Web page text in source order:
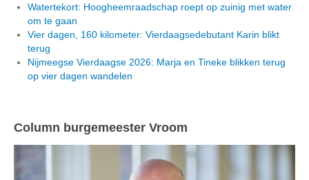
Watertekort: Hoogheemraadschap roept op zuinig met water
om te gaan
Vier dagen, 160 kilometer: Vierdaagsedebutant Karin blikt
terug
Nijmeegse Vierdaagse 2026: Marja en Tineke blikken terug
op vier dagen wandelen
Column burgemeester Vroom